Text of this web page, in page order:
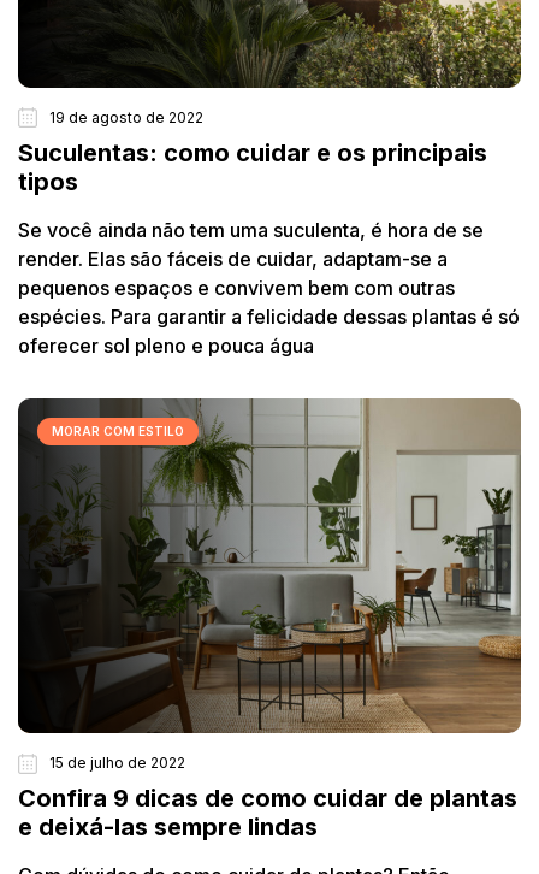
19 de agosto de 2022
Suculentas: como cuidar e os principais
tipos
Se você ainda não tem uma suculenta, é hora de se
render. Elas são fáceis de cuidar, adaptam-se a
pequenos espaços e convivem bem com outras
espécies. Para garantir a felicidade dessas plantas é só
oferecer sol pleno e pouca água
MORAR COM ESTILO
15 de julho de 2022
Confira 9 dicas de como cuidar de plantas
e deixá-las sempre lindas